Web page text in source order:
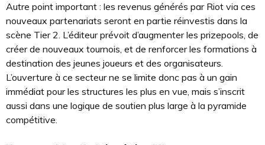
Autre point important : les revenus générés par Riot via ces
nouveaux partenariats seront en partie réinvestis dans la
scène Tier 2. L’éditeur prévoit d’augmenter les prizepools, de
créer de nouveaux tournois, et de renforcer les formations à
destination des jeunes joueurs et des organisateurs.
L’ouverture à ce secteur ne se limite donc pas à un gain
immédiat pour les structures les plus en vue, mais s’inscrit
aussi dans une logique de soutien plus large à la pyramide
compétitive.